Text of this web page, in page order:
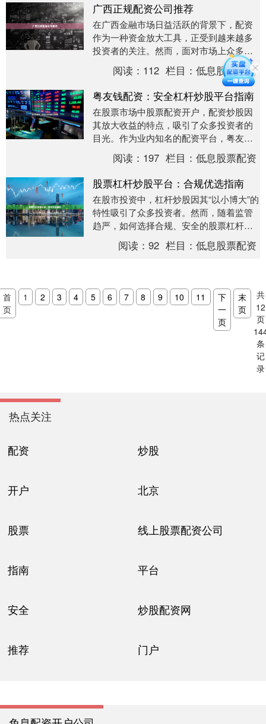
广西正规配资公司推荐
在广西金融市场日益活跃的背景下，配资
作为一种资金放大工具，正受到越来越多
投资者的关注。然而，面对市场上众多的
配资机构，如何选择一家正规、安全的配
资公司成为投资者....
阅读： 112 栏目：低息股票配资
粤友钱配资：安全杠杆炒股平台指南
在股票市场中股票配资开户，配资炒股因
其放大收益的特点，吸引了众多投资者的
目光。作为业内知名的配资平台，粤友钱
配资凭借其安全透明的服务体系，成为许
多股民放大资金、....
阅读： 197 栏目：低息股票配资
股票杠杆炒股平台：合规优选指南
在股市投资中，杠杆炒股因其“以小博大”的
特性吸引了众多投资者。然而，随着监管
趋严，如何选择合规、安全的股票杠杆炒
股平台，成为投资者必须面对的核心问
题。本文将从合....
阅读：92 栏目：低息股票配资
首
页
1 2 3 4 5 6 7 8 9 10 11
下
一
页
末
页
共
12
页
条
记
录
热点关注
配资 炒股
开户 北京
股票 线上股票配资公司
指南 平台
安全 炒股配资网
推荐 门户